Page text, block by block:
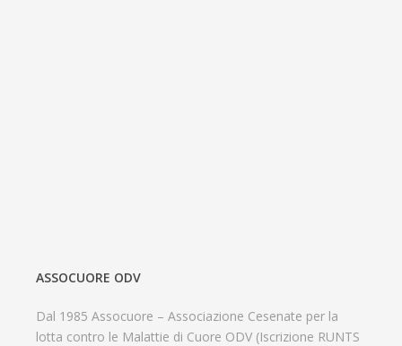
ASSOCUORE ODV
Dal 1985 Assocuore – Associazione Cesenate per la
lotta contro le Malattie di Cuore ODV (Iscrizione RUNTS